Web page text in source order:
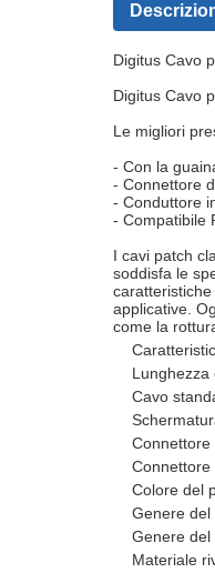
Digitus Cavo
Digitus Cavo
Le migliori
- Con la
- Connettore
- Conduttore
- Compatibile
I cavi patch
soddisfa le
applicative.
come la
Lunghezza
Cavo
Connettore
Connettore
Colore del
Genere del
Genere del
Materiale